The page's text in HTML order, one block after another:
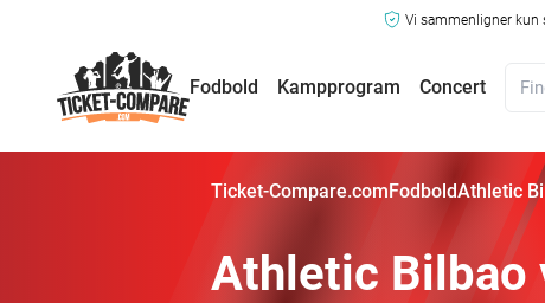
Vi sammenligner kun
Fodbold Kampprogram Concert
Ticket-Compare.comFodboldAthletic
Athletic Bilbao